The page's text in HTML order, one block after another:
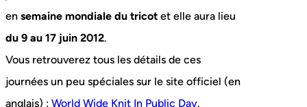
en semaine mondiale du tricot et elle aura lieu
du 9 au 17 juin 2012.
Vous retrouverez tous les détails de ces
journées un peu spéciales sur le site officiel (en
anglais) : World Wide Knit In Public Day.